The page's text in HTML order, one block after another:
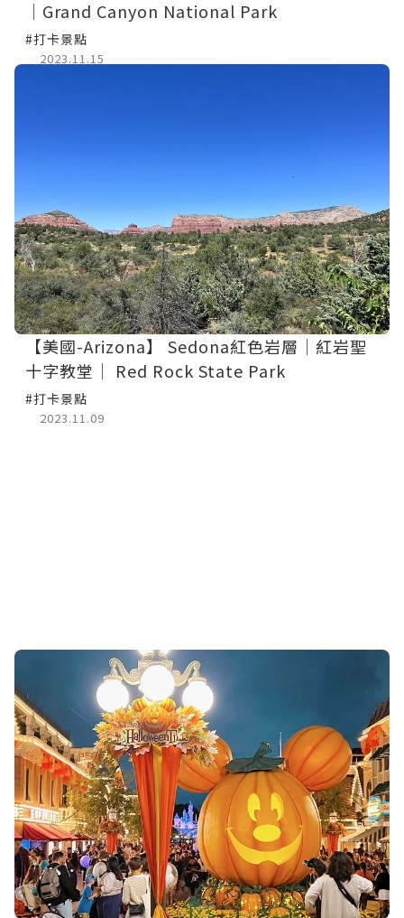
│Grand Canyon National Park
#打卡景點
2023.11.15
【美國-Arizona】 Sedona紅色岩層│紅岩聖
十字教堂│ Red Rock State Park
#打卡景點
2023.11.09